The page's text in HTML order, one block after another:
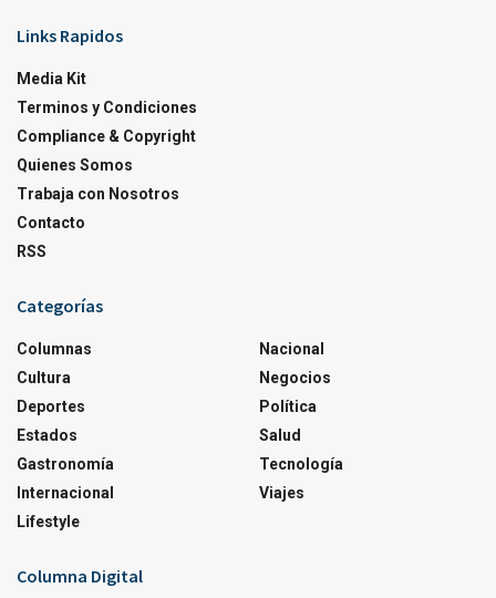
Links Rapidos
Media Kit
Terminos y Condiciones
Compliance & Copyright
Quienes Somos
Trabaja con Nosotros
Contacto
RSS
Categorías
Columnas
Cultura
Deportes
Estados
Gastronomía
Internacional
Lifestyle
Nacional
Negocios
Política
Salud
Tecnología
Viajes
Columna Digital